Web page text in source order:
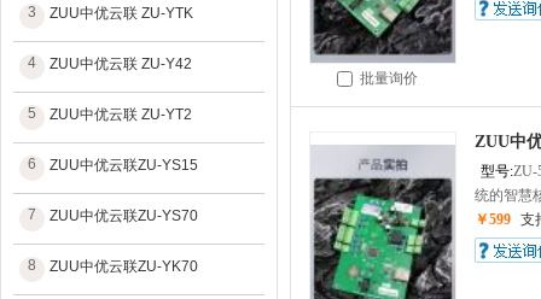
3 ZUU中优云联 ZU-YTK
4 ZUU中优云联 ZU-Y42
5 ZUU中优云联 ZU-YT2
6 ZUU中优云联ZU-YS15
7 ZUU中优云联ZU-YS70
8 ZUU中优云联ZU-YK70
批量询价
ZUU中
型号:ZU-
统的智慧
￥599 支